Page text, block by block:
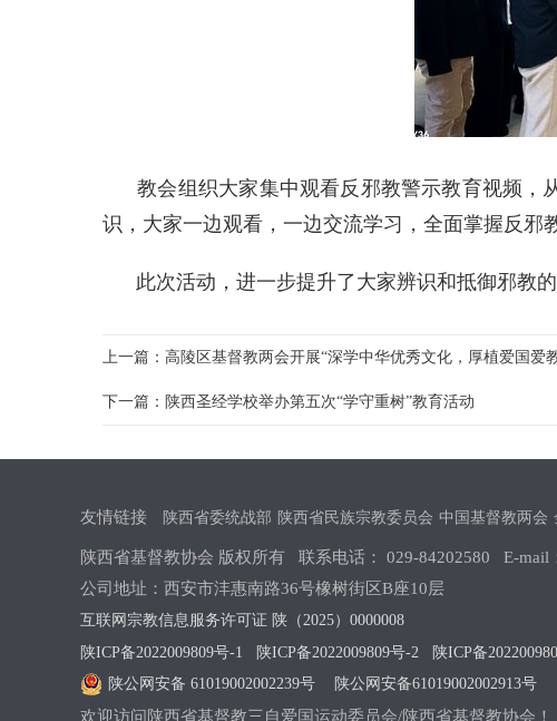
教会组织大家集中观看反邪教警示教育视频，
识，大家一边观看，一边交流学习，全面掌握反邪
此次活动，进一步提升了大家辨识和抵御邪教的
上一篇：高陵区基督教两会开展“深学中华优秀文化，厚植爱国爱
下一篇：陕西圣经学校举办第五次“学守重树”教育活动
友情链接 陕西省委统战部 陕西省民族宗教委员会 中国基督教两会
陕西省基督教协会 版权所有 联系电话： 029-84202580 E-mail
公司地址：西安市沣惠南路36号橡树街区B座10层
互联网宗教信息服务许可证 陕（2025）0000008
陕ICP备2022009809号-1
陕ICP备2022009809号-2
陕ICP备
陕公网安备 61019002002239号
陕公网安备61019002002913号
欢迎访问陕西省基督教三自爱国运动委员会/陕西省基督教协会！